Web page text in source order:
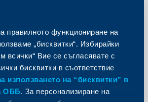
правилното функциониране на
„бисквитки“. Избирайки
всички“ Вие се съгласявате с
бисквитки в съответствие
използването на “бисквитки” в
ОББ. За персонализиране на
на ОББ в